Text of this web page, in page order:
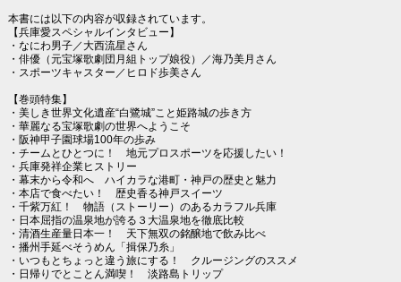
本書には以下の内容が収録されています。
【兵庫愛スペシャルインタビュー】
・なにわ男子／大西流星さん
・俳優（元宝塚歌劇団月組トップ娘役）／海乃美月さん
・スポーツキャスター／ヒロド歩美さん
【巻頭特集】
・美しき世界文化遺産“白鷺城”こと姫路城の歩き方
・華麗なる宝塚歌劇の世界へようこそ
・阪神甲子園球場100年の歩み
・チームとひとつに！ 地元プロスポーツを応援したい！
・兵庫発祥企業ヒストリー
・幕末から令和へ ハイカラな港町・神戸の歴史と魅力
・本店で食べたい！ 歴史香る神戸スイーツ
・千紫万紅！ 物語（ストーリー）のあるカラフル兵庫
・日本屈指の温泉地が誇る３大温泉地を徹底比較
・清酒生産量日本一！ 天下無双の銘醸地で飲み比べ
・播州手延べそうめん「揖保乃糸」
・いつもとちょっと違う旅にする！ クルージングのススメ
・日帰りでとことん満喫！ 淡路島トリップ